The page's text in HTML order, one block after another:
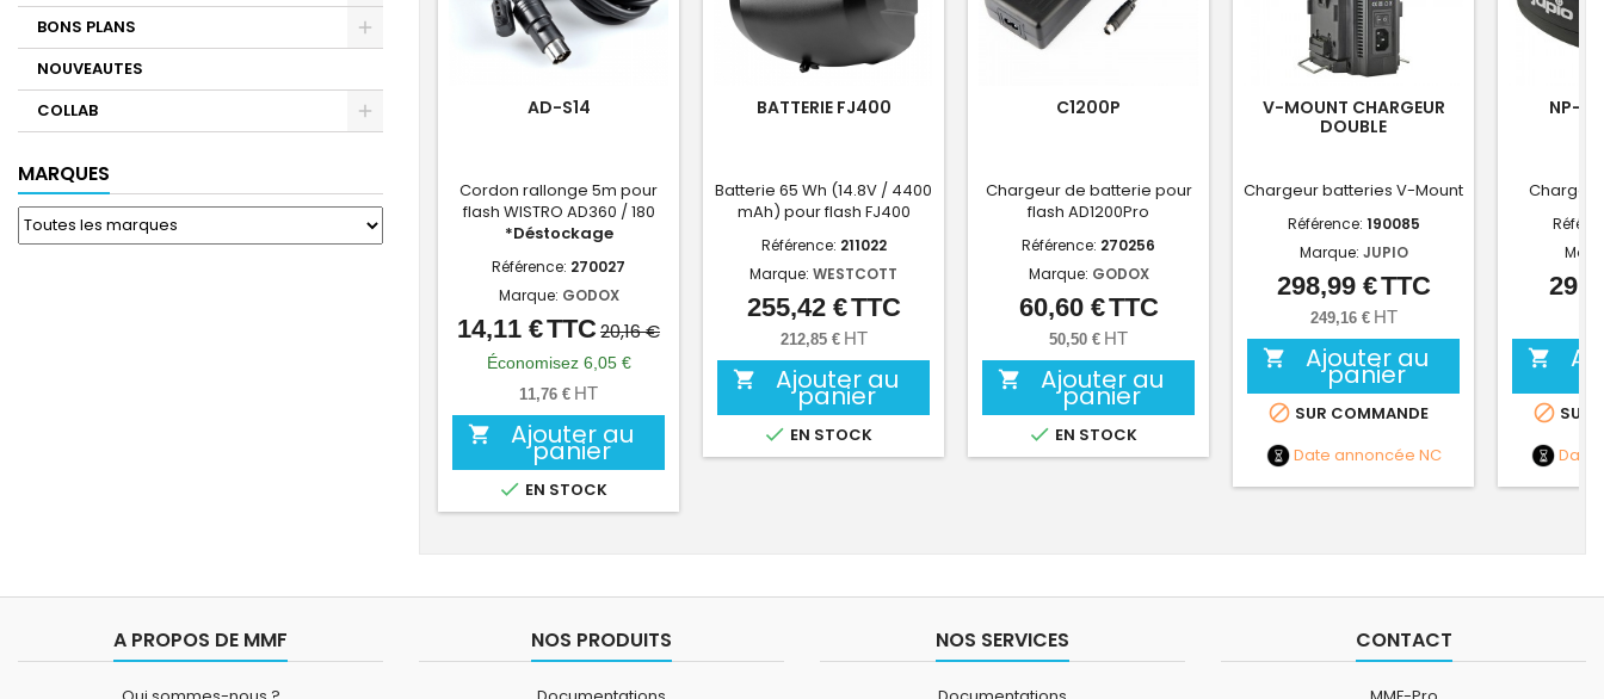
BONS PLANS
NOUVEAUTES
COLLAB
MARQUES
AD-S14
Cordon rallonge 5m pour
flash WISTRO AD360 / 180
*Déstockage
Référence: 270027
Marque: GODOX
Prix
Prix
de
base
14,11 €TTC20,16 €
Économisez 6,05 €
11,76 € HT
 Ajouter au
panier
 EN STOCK
BATTERIE FJ400
Batterie 65 Wh (14.8V / 4400
mAh) pour flash FJ400
Référence: 211022
Marque: WESTCOTT
Prix
255,42 €TTC
212,85 € HT
 Ajouter au
panier
 EN STOCK
C1200P
Chargeur de batterie pour
flash AD1200Pro
Référence: 270256
Marque: GODOX
Prix
60,60 €TTC
50,50 € HT
 Ajouter au
panier
 EN STOCK
V-MOUNT CHARGEUR
DOUBLE
Chargeur batteries V-Mount
Référence: 190085
Marque: JUPIO
Prix
298,99 €TTC
249,16 € HT
 Ajouter au
panier
 SUR COMMANDE
Date annoncée NC
NP-F

 SUR
Date
A PROPOS DE MMF NOS PRODUITS NOS SERVICES CONTACT